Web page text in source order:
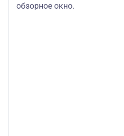
обзорное окно.